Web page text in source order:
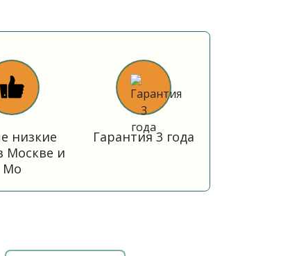
низкие
Москве и
Мо
Гарантия 3 года